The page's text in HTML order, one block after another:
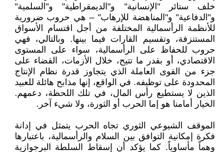
خلف ستائر "الإنسانية" و"الديمقراطية" و"السلمية"
و"الدفاعية" و"المناهضة للإرهاب" – هي حروب ضرورية
للأنظمة الرأسمالية المختلفة من أجل اقتسام الأسواق
المستنزفة، وتقسيم القارات فيما بينها. وبالتالي، فهي
حروب للحفاظ على الرأسمالية، سواء على المستوى
الاقتصادي، أو بقدر ما تتيح، خلال الأزمات، القضاء على
جزء من القوى العاملة الذي يتجاوز قدرة نظام الإنتاج
المحدودة على توظيفه. في الواقع، إنها مذابح هائلة للعبيد
الذين لا يستطيع رأس المال، في تلك اللحظة، دعمهم.
الخيار أمامنا هو إما الحرب أو الثورة، ولا شيء آخر.
الموقف الشيوعي الثوري تجاه الحرب يتمثل في إدانة
فكرة إمكانية التوافق بين السلام والرأسمالية، باعتبارها
وهماً مأساوياً. كما يؤكد أن إسقاط السلطة البرجوازية